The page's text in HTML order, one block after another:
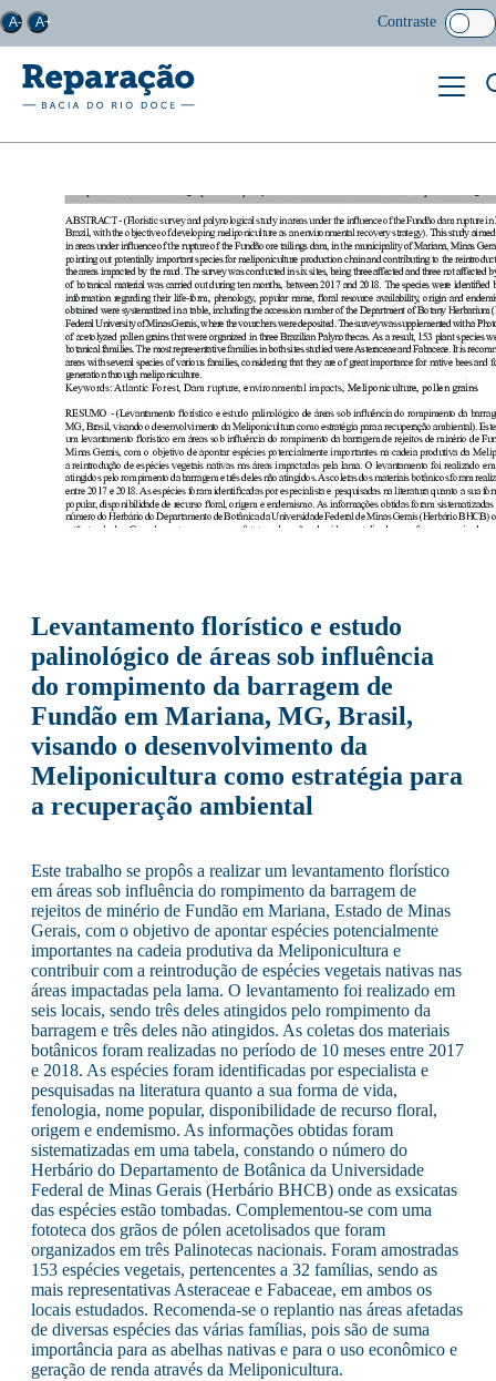
A- A+ Contraste
Levantamento florístico e estudo
palinológico de áreas sob influência
do rompimento da barragem de
Fundão em Mariana, MG, Brasil,
visando o desenvolvimento da
Meliponicultura como estratégia para
a recuperação ambiental
Este trabalho se propôs a realizar um levantamento florístico
em áreas sob influência do rompimento da barragem de
rejeitos de minério de Fundão em Mariana, Estado de Minas
Gerais, com o objetivo de apontar espécies potencialmente
importantes na cadeia produtiva da Meliponicultura e
contribuir com a reintrodução de espécies vegetais nativas nas
áreas impactadas pela lama. O levantamento foi realizado em
seis locais, sendo três deles atingidos pelo rompimento da
barragem e três deles não atingidos. As coletas dos materiais
botânicos foram realizadas no período de 10 meses entre 2017
e 2018. As espécies foram identificadas por especialista e
pesquisadas na literatura quanto a sua forma de vida,
fenologia, nome popular, disponibilidade de recurso floral,
origem e endemismo. As informações obtidas foram
sistematizadas em uma tabela, constando o número do
Herbário do Departamento de Botânica da Universidade
Federal de Minas Gerais (Herbário BHCB) onde as exsicatas
das espécies estão tombadas. Complementou-se com uma
fototeca dos grãos de pólen acetolisados que foram
organizados em três Palinotecas nacionais. Foram amostradas
153 espécies vegetais, pertencentes a 32 famílias, sendo as
mais representativas Asteraceae e Fabaceae, em ambos os
locais estudados. Recomenda-se o replantio nas áreas afetadas
de diversas espécies das várias famílias, pois são de suma
importância para as abelhas nativas e para o uso econômico e
geração de renda através da Meliponicultura.